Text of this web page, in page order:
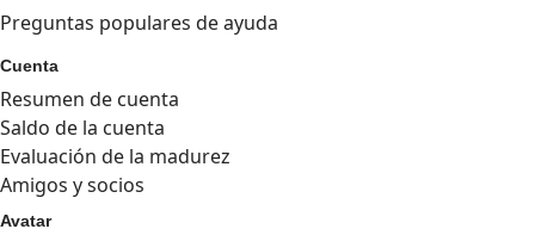
Preguntas populares de ayuda
Cuenta
Resumen de cuenta
Saldo de la cuenta
Evaluación de la madurez
Amigos y socios
Avatar